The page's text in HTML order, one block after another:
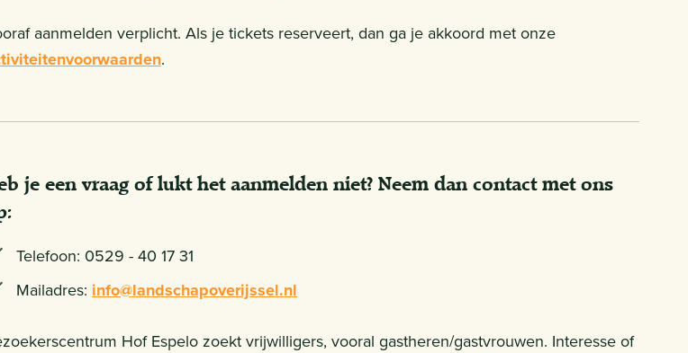
aanmelden verplicht. Als je tickets reserveert, dan ga je akkoord met onze
.
je een vraag of lukt het aanmelden niet? Neem dan contact met ons
Telefoon: 0529 - 40 17 31
Mailadres: info@landschapoverijssel.nl
Hof Espelo zoekt vrijwilligers, vooral gastheren/gastvrouwen. Interesse of